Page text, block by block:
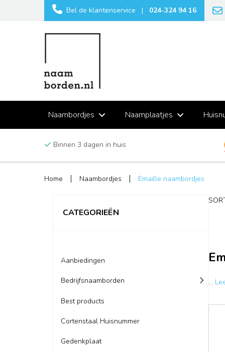
Bel de klantenservice | 024-324 94 16
Naambordjes Naamplaatjes
Binnen 3 dagen in huis
Home Naambordjes Emaille naambordjes
CATEGORIEËN
Aanbiedingen
Bedrijfsnaamborden
Best products
Cortenstaal Huisnummer
Gedenkplaat
...